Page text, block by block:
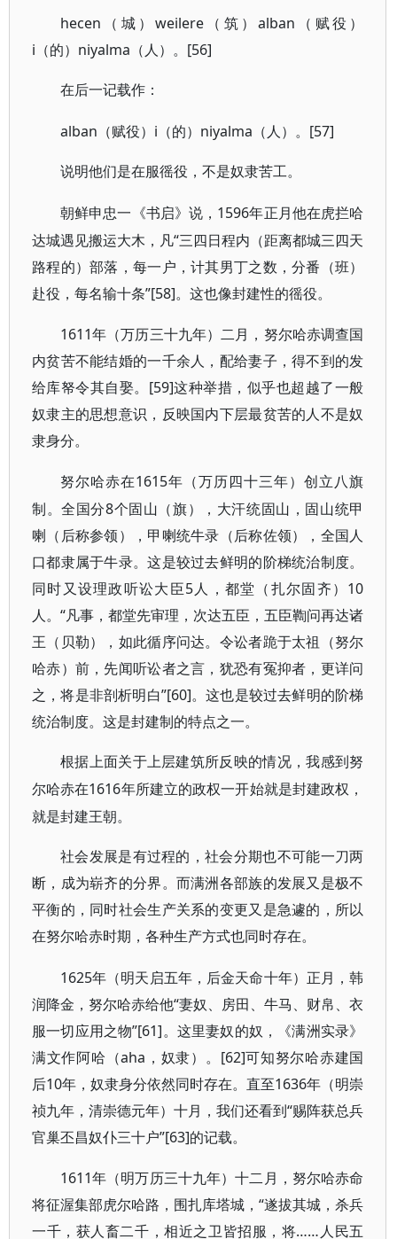
hecen（城）weilere（筑）alban（赋役）
i（的）niyalma（人）。[56]
在后一记载作：
alban（赋役）i（的）niyalma（人）。[57]
说明他们是在服徭役，不是奴隶苦工。
朝鲜申忠一《书启》说， 1596年正月他在虎拦哈
达城遇见搬运大木，凡“三四日程内（距离都城三四天
路程的）部落，每一户，计其男丁之数，分番（班）
赴役，每名输十条”[58]。这也像封建性的徭役。
1611年（万历三十九年）二月，努尔哈赤调查国
内贫苦不能结婚的一千余人，配给妻子，得不到的发
给库帑令其自娶。[59]这种举措，似乎也超越了一般
奴隶主的思想意识，反映国内下层最贫苦的人不是奴
隶身分。
努尔哈赤在1615年（万历四十三年）创立八旗
制。全国分8个固山（旗），大汗统固山，固山统甲
喇（后称参领），甲喇统牛录（后称佐领），全国人
口都隶属于牛录。这是较过去鲜明的阶梯统治制度。
同时又设理政听讼大臣5人，都堂（扎尔固齐）10
人。“凡事，都堂先审理，次达五臣，五臣鞫问再达诸
王（贝勒），如此循序问达。令讼者跪于太祖（努尔
哈赤）前，先闻听讼者之言，犹恐有冤抑者，更详问
之，将是非剖析明白”[60]。这也是较过去鲜明的阶梯
统治制度。这是封建制的特点之一。
根据上面关于上层建筑所反映的情况，我感到努
尔哈赤在1616年所建立的政权一开始就是封建政权，
就是封建王朝。
社会发展是有过程的，社会分期也不可能一刀两
断，成为崭齐的分界。而满洲各部族的发展又是极不
平衡的，同时社会生产关系的变更又是急遽的，所以
在努尔哈赤时期，各种生产方式也同时存在。
1625年（明天启五年，后金天命十年）正月，韩
润降金，努尔哈赤给他“妻奴、房田、牛马、财帛、衣
服一切应用之物”[61]。这里妻奴的奴，《满洲实录》
满文作阿哈（aha，奴隶）。[62]可知努尔哈赤建国
后10年，奴隶身分依然同时存在。直至1636年（明崇
祯九年，清崇德元年）十月，我们还看到“赐阵获总兵
官巢丕昌奴仆三十户”[63]的记载。
1611年（明万历三十九年）十二月，努尔哈赤命
将征渥集部虎尔哈路，围扎库塔城，“遂拔其城，杀兵
一千，获人畜二千，相近之卫皆招服，将……人民五